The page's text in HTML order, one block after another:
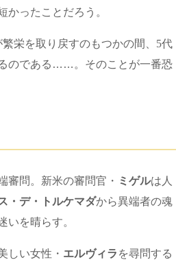
かったことだろう。
栄を取り戻すのもつかの間、 5代
のである……。そのことが一番恐
審問。新米の審問官・ ミゲルは人
・デ・トルケマダから異端者の魂
いを晴らす。
しい女性・ エルヴィラ を尋問する